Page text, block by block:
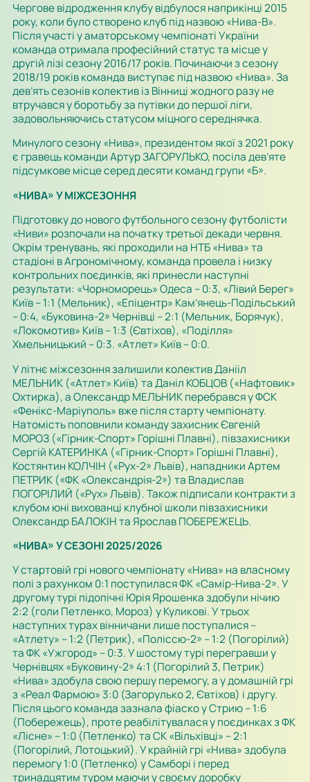
Чергове відродження клубу відбулося наприкінці 2015
року, коли було створено клуб під назвою «Нива-В».
Після участі у аматорському чемпіонаті Ук­раї­ни
команда отримала професійний статус та місце у
другій лізі сезону 2016/17 ро­ків. Починаючи з сезону
2018/19 років команда виступає під назвою «Нива». За
дев’ять сезонів колектив із Вінниці жодного разу не
втручався у боротьбу за путівки до першої ліги,
задовольняючись статусом міцного середнячка.
Минулого сезону «Нива», президентом якої з 2021 року
є гравець команди Ар­тур ЗАГОРУЛЬКО, посіла дев’яте
підсумкове місце серед десяти команд групи «Б».
«НИВА» У МІЖСЕЗОННЯ
Підготовку до нового футбольного сезону футболісти
«Ниви» розпочали на початку третьої декади червня.
Окрім тренувань, які проходили на НТБ «Нива» та
стадіоні в Агрономічному, команда провела і низку
контрольних поєдинків, які принесли наступні
результати: «Чорноморець» Одеса – 0:3, «Лівий Берег»
Київ – 1:1 (Мельник), «Епіцентр» Кам’янець-Подільський
– 0:4, «Буковина-2» Чернівці – 2:1 (Мельник, Борячук),
«Локомотив» Київ – 1:3 (Євтіхов), «Поділля»
Хмельницький – 0:3. «Атлет» Київ – 0:0.
У літнє міжсезоння залишили колектив Данііл
МЕЛЬНИК («Атлет» Київ) та Даніл КОБЦОВ («Нафтовик»
Охтирка), а Олександр МЕЛЬНИК перебрався у ФСК
«Фенікс-Маріуполь» вже після старту чемпіонату.
Натомість поповнили команду захисник Євгеній
МОРОЗ («Гірник-Спорт» Горішні Плавні), півзахисники
Сергій КАТЕРИНКА («Гірник-Спорт» Горішні Плавні),
Костянтин КОЛЧІН («Рух-2» Львів), нападники Артем
ПЕТРИК («ФК «Олександрія-2») та Владислав
ПОГОРІЛИЙ («Рух» Львів). Також підписали контракти з
клубом юні вихованці клубної школи півзахисники
Олександр БАЛОКІН та Ярослав ПОБЕРЕЖЕЦЬ.
«НИВА» У СЕЗОНІ 2025/2026
У стартовій грі нового чемпіонату «Нива» на власному
полі з рахунком 0:1 поступилася ФК «Самір-Нива-2». У
другому турі підопічні Юрія Ярошенка здобули нічию
2:2 (голи Петленко, Мороз) у Куликові. У трьох
наступних турах вінничани лише поступалися –
«Атлету» – 1:2 (Петрик), «Поліссю-2» – 1:2 (Погорілий)
та ФК «Ужгород» – 0:3. У шостому турі перегравши у
Чернівцях «Буковину-2» 4:1 (Погорілий 3, Петрик)
«Нива» здобула свою першу перемогу, а у домашній грі
з «Реал Фармою» 3:0 (Загорулько 2, Євтіхов) і другу.
Після цього команда зазнала фіаско у Стрию – 1:6
(Побережець), проте реабілітувалася у поєдинках з ФК
«Лісне» – 1:0 (Петленко) та СК «Вільхівці» – 2:1
(Погорілий, Лотоцький). У крайній грі «Нива» здобула
перемогу 1:0 (Петленко) у Самборі і перед
тринадцятим туром маючи у своєму доробку